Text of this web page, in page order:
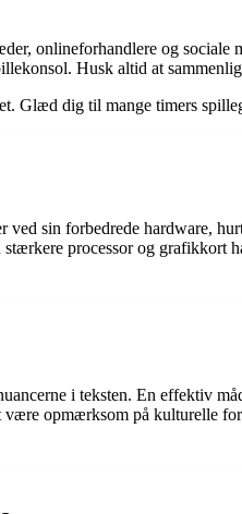
onlineforhandlere og sociale
Husk altid at
Glæd dig til mange timers
sin forbedrede hardware,
processor og grafikkort
i teksten. En effektiv
opmærksom på kulturelle